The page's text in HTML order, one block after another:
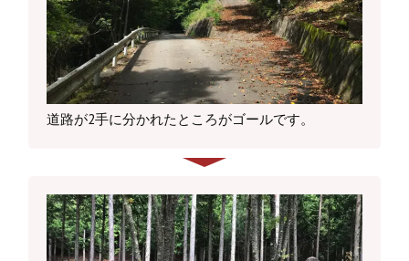
道路が2手に分かれたところがゴールです。